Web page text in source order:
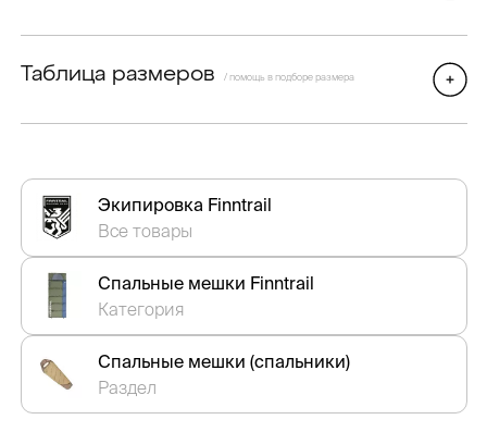
Таблица размеров / помощь в подборе размера
Экипировка Finntrail
Все товары
Спальные мешки Finntrail
Категория
Спальные мешки (спальники)
Раздел